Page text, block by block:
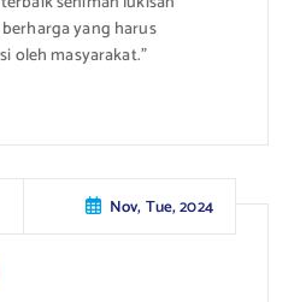
yang harus
oleh masyarakat.”
Nov, Tue, 2024